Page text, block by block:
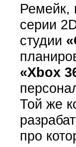
Ремейк,
серии
студии
«Xbox
Той же
про